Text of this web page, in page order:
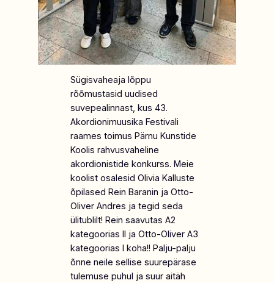
Sügisvaheaja lõppu
rõõmustasid uudised
suvepealinnast, kus 43.
Akordionimuusika Festivali
raames toimus Pärnu Kunstide
Koolis rahvusvaheline
akordionistide konkurss. Meie
koolist osalesid Olivia Kalluste
õpilased Rein Baranin ja Otto-
Oliver Andres ja tegid seda
ülitublilt! Rein saavutas A2
kategoorias II ja Otto-Oliver A3
kategoorias I koha!! Palju-palju
õnne neile sellise suurepärase
tulemuse puhul ja suur aitäh